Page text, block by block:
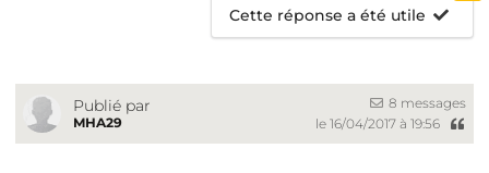
Cette réponse a été utile
Publié par
MHA29
8 messages
le 16/04/2017 à 19:56